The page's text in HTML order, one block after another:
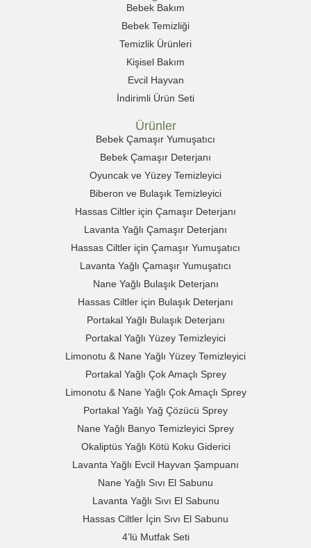
Bebek Bakım
Bebek Temizliği
Temizlik Ürünleri
Kişisel Bakım
Evcil Hayvan
İndirimli Ürün Seti
Ürünler
Bebek Çamaşır Yumuşatıcı
Bebek Çamaşır Deterjanı
Oyuncak ve Yüzey Temizleyici
Biberon ve Bulaşık Temizleyici
Hassas Ciltler için Çamaşır Deterjanı
Lavanta Yağlı Çamaşır Deterjanı
Hassas Ciltler için Çamaşır Yumuşatıcı
Lavanta Yağlı Çamaşır Yumuşatıcı
Nane Yağlı Bulaşık Deterjanı
Hassas Ciltler için Bulaşık Deterjanı
Portakal Yağlı Bulaşık Deterjanı
Portakal Yağlı Yüzey Temizleyici
Limonotu & Nane Yağlı Yüzey Temizleyici
Portakal Yağlı Çok Amaçlı Sprey
Limonotu & Nane Yağlı Çok Amaçlı Sprey
Portakal Yağlı Yağ Çözücü Sprey
Nane Yağlı Banyo Temizleyici Sprey
Okaliptüs Yağlı Kötü Koku Giderici
Lavanta Yağlı Evcil Hayvan Şampuanı
Nane Yağlı Sıvı El Sabunu
Lavanta Yağlı Sıvı El Sabunu
Hassas Ciltler İçin Sıvı El Sabunu
4’lü Mutfak Seti